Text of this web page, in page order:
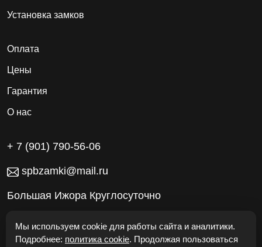
Установка замков
Оплата
Цены
Гарантия
О нас
+ 7 (901) 790-56-06
spbzamki@mail.ru
Большая Ижора Круглосуточно
Работаем без выходных
Мы используем cookie для работы сайта и аналитики.
Подробнее: политика cookie. Продолжая пользоваться